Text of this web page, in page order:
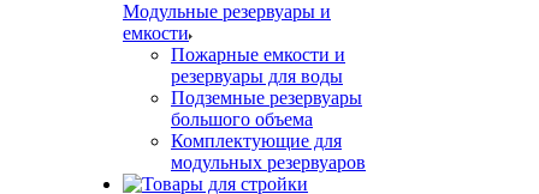
Модульные резервуары и
емкости
Пожарные емкости и
резервуары для воды
Подземные резервуары
большого объема
Комплектующие для
модульных резервуаров